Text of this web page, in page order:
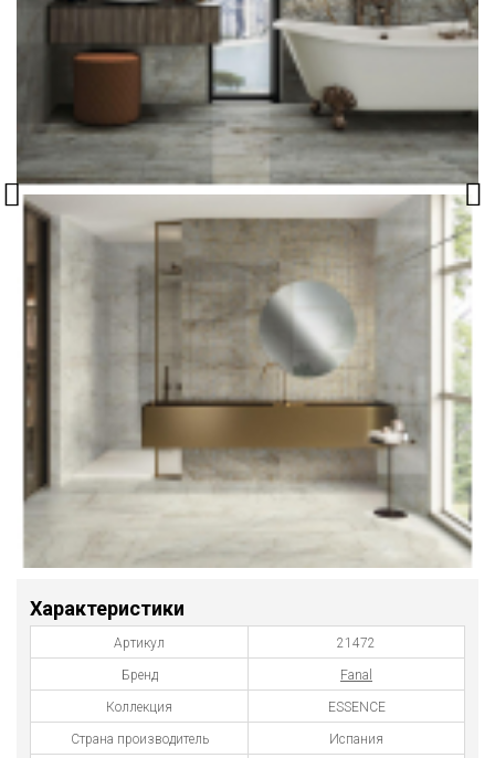
Характеристики
Артикул 21472
Бренд Fanal
Коллекция ESSENCE
Страна производитель Испания